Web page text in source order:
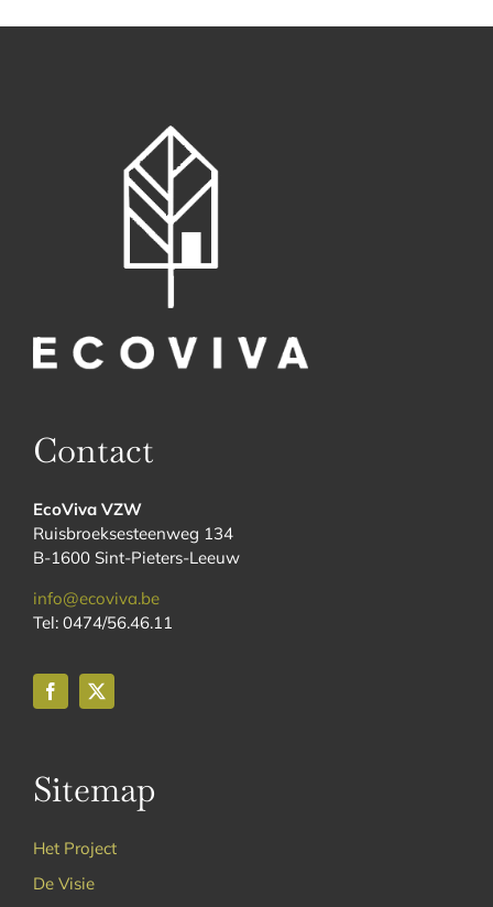
Contact
EcoViva VZW
Ruisbroeksesteenweg 134
B-1600 Sint-Pieters-Leeuw
info@ecoviva.be
Tel: 0474/56.46.11
Sitemap
Het Project
De Visie